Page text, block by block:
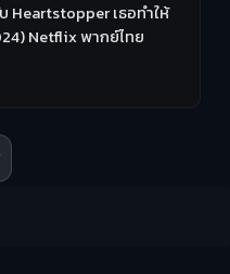
Heartstopper เธอทำให้
Netflix พากย์ไทย